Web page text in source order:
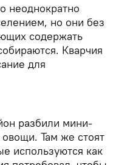
неоднократно
но они без
содержать
Кварчия
для
разбили мини-
Там же стоят
используются как